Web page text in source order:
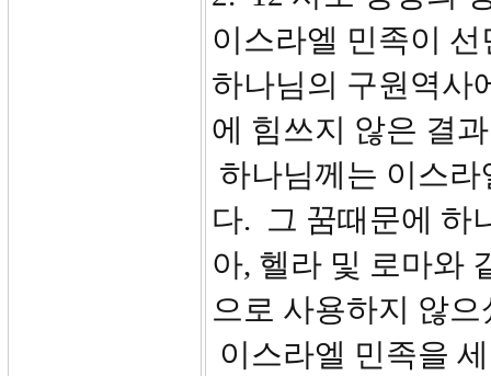
이스라엘 민족이
하나님의 구원역사
에 힘쓰지 않은 결
하나님께는 이스
다. 그 꿈때문에 하
아, 헬라 및 로마와
으로 사용하지 않
이스라엘 민족을